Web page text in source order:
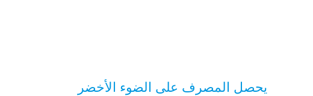
يحصل المصرف على الضوء الأخضر